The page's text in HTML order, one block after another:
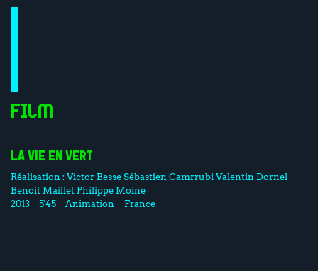
Film
LA VIE EN VERT
Réalisation :Victor BesseSébastien Camrrubi Valentin Dornel
Benoit Maillet Philippe Moine
2013
5'45 Animation France